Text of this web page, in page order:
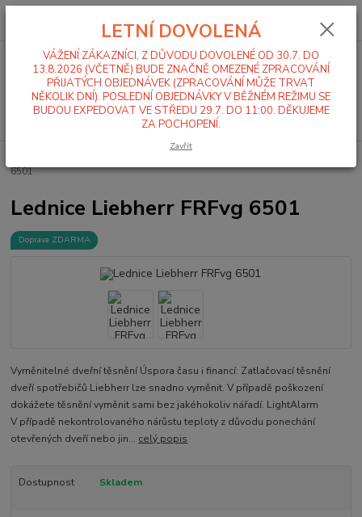
Menu
Hledat
0,00 Kč
6501
Lednice Liebherr FRFvg 6501
Doprava ZDARMA
Vyměnitelné dveřní těsnění Úspora času i financí: Zatlačovací těsnění
dveří spotřebičů Liebherr lze snadno vyměnit. V případě poškození
dokážete těsnění vyměnit sami bez jakéhokoliv nářadí. LightAlarm
V případě nekontrolovaného nárůstu teploty z důvodu ponechání
otevřených dveří nebo jin... celý popis
Dostupnost Skladem
LETNÍ DOVOLENÁ
VÁŽENÍ ZÁKAZNÍCI, Z DŮVODU DOVOLENÉ OD 30.7. DO
13.8.2026 (VČETNĚ) BUDE ZNAČNĚ OMEZENÉ ZPRACOVÁNÍ
PŘIJATÝCH OBJEDNÁVEK (ZPRACOVÁNÍ MŮŽE TRVAT
NĚKOLIK DNÍ). POSLEDNÍ OBJEDNÁVKY V BĚŽNÉM REŽIMU SE
BUDOU EXPEDOVAT VE STŘEDU 29.7. DO 11:00. DĚKUJEME
ZA POCHOPENÍ.
Zavřít